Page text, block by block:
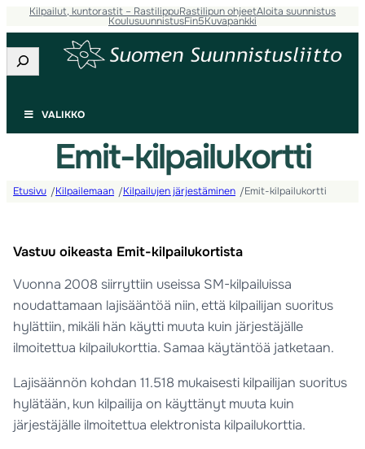
Kilpailut, kuntorastit – RastilippuRastilipun ohjeetAloita suunnistus
KoulusuunnistusFin5Kuvapankki
Etsi
VALIKKO
Emit-kilpailukortti
Etusivu /Kilpailemaan /Kilpailujen järjestäminen /Emit-kilpailukortti
Vastuu oikeasta Emit-kilpailukortista
Vuonna 2008 siirryttiin useissa SM-kilpailuissa
noudattamaan lajisääntöä niin, että kilpailijan suoritus
hylättiin, mikäli hän käytti muuta kuin järjestäjälle
ilmoitettua kilpailukorttia. Samaa käytäntöä jatketaan.
Lajisäännön kohdan 11.518 mukaisesti kilpailijan suoritus
hylätään, kun kilpailija on käyttänyt muuta kuin
järjestäjälle ilmoitettua elektronista kilpailukorttia.